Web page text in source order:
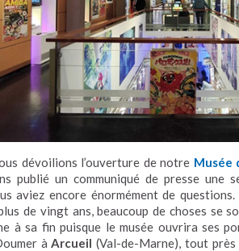
dévoilions l’ouverture de notre Musée
publié un communiqué de presse une
aviez encore énormément de questions.
de vingt ans, beaucoup de choses se
à sa fin puisque le musée ouvrira ses
àArcueil (Val-de-Marne), tout